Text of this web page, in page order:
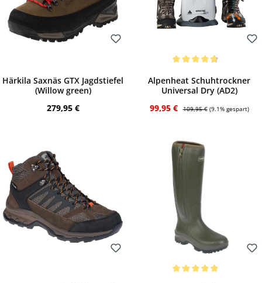
Härkila Saxnäs GTX Jagdstiefel
(Willow green)
Regulärer Preis:
279,95 €
Bewerten
Alpenheat Schuhtrockner
Universal Dry (AD2)
Verkaufspreis:
99,95 € Regulärer Preis:
109,95 € (9.1% gespart)
Bewerten